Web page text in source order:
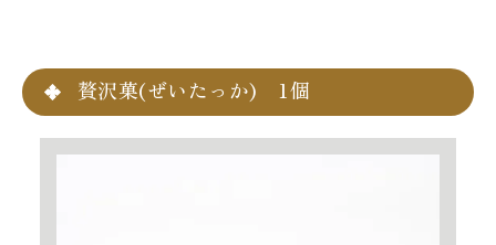
贅沢菓(ぜいたっか) 1個